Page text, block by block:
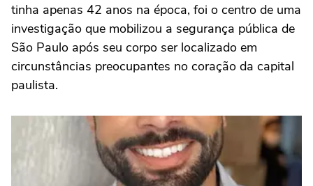
tinha apenas 42 anos na época, foi o centro de uma
investigação que mobilizou a segurança pública de
São Paulo após seu corpo ser localizado em
circunstâncias preocupantes no coração da capital
paulista.